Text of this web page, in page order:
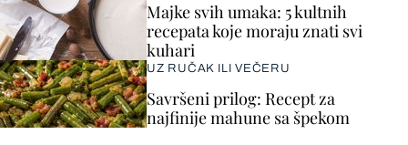
Majke svih umaka: 5 kultnih
recepata koje moraju znati svi
kuhari
UZ RUČAK ILI VEČERU
Savršeni prilog: Recept za
najfinije mahune sa špekom